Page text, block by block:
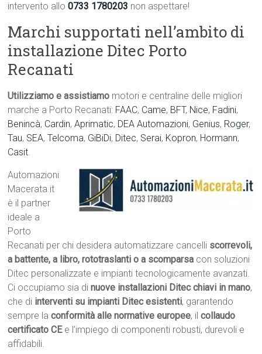
intervento allo0733 1780203 non aspettare!
Marchi supportati nell’ambito di
installazione Ditec Porto
Recanati
Utilizziamo e assistiamo motori e centraline delle migliori
marche a Porto Recanati: FAAC, Came, BFT, Nice, Fadini,
Benincà, Cardin,Aprimatic, DEA Automazioni, Genius, Roger,
Tau, SEA,Telcoma, GiBiDi, Ditec, Serai, Kopron, Hormann,
Casit.
Automazioni
Macerata.it
è il partner
ideale a
Porto
Recanati per chi desidera automatizzare cancelli scorrevoli,
a battente, a libro, rototraslanti o a scomparsa con soluzioni
Ditec personalizzate e impianti tecnologicamente avanzati.
Ci occupiamo sia dinuove installazioni Ditec chiavi in mano,
che di interventi su impianti Ditec esistenti, garantendo
sempre laconformità alle normative europee, ilcollaudo
certificato CEe l’impiego di componenti robusti, durevoli e
affidabili.